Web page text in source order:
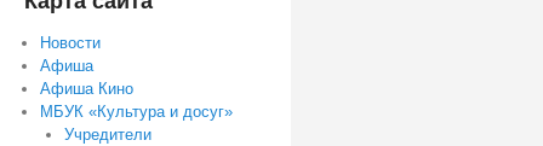
Новости
Афиша
Афиша Кино
МБУК «Культура и досуг»
Учредители